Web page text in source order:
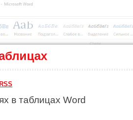
в таблицах Word